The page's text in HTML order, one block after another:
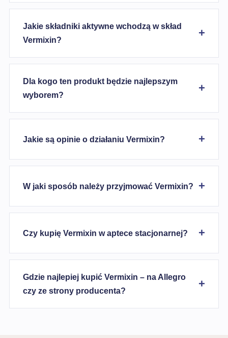
Jakie składniki aktywne wchodzą w skład
Vermixin?
Dla kogo ten produkt będzie najlepszym
wyborem?
Jakie są opinie o działaniu Vermixin?
W jaki sposób należy przyjmować Vermixin?
Czy kupię Vermixin w aptece stacjonarnej?
Gdzie najlepiej kupić Vermixin – na Allegro
czy ze strony producenta?